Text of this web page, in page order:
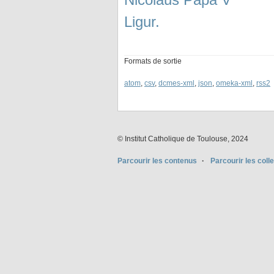
Ligur.
Formats de sortie
atom, csv, dcmes-xml , json, omeka-xml , rss2
© Institut Catholique de Toulouse, 2024
Parcourir les contenus Parcourir les